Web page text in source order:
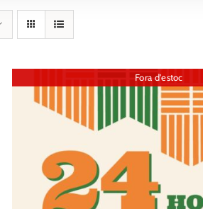
Fora d'estoc